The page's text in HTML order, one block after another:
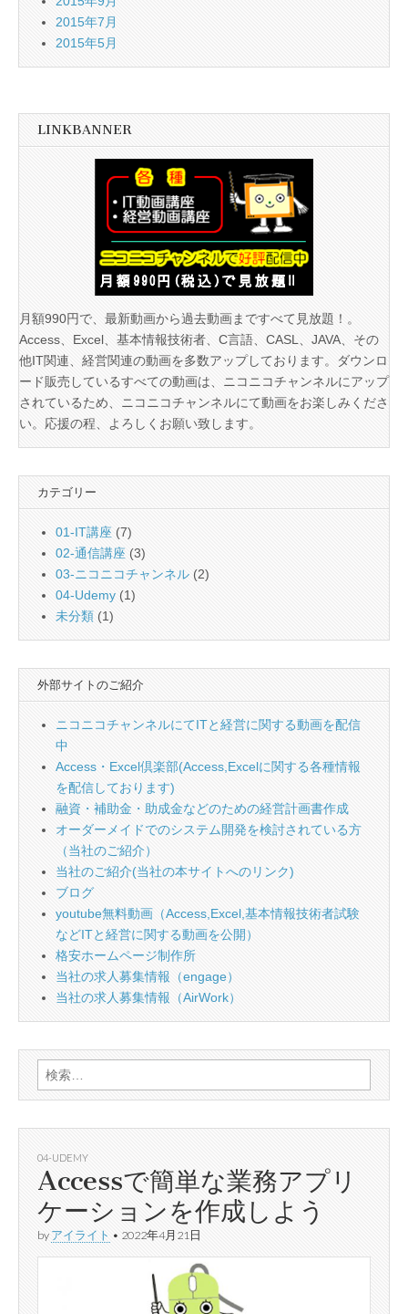
2015年7月
2015年5月
LINKBANNER
月額990円で、最新動画から過去動画まですべて見放題！。
Access、Excel、基本情報技術者、C言語、CASL、JAVA、その
他IT関連、経営関連の動画を多数アップしております。ダウンロ
ード販売しているすべての動画は、ニコニコチャンネルにアップ
されているため、ニコニコチャンネルにて動画をお楽しみくださ
い。応援の程、よろしくお願い致します。
カテゴリー
01-IT講座 (7)
02-通信講座 (3)
03-ニコニコチャンネル (2)
04-Udemy (1)
未分類 (1)
外部サイトのご紹介
ニコニコチャンネルにてITと経営に関する動画を配信
中
Access・Excel倶楽部(Access,Excelに関する各種情報
を配信しております)
融資・補助金・助成金などのための経営計画書作成
オーダーメイドでのシステム開発を検討されている方
（当社のご紹介）
当社のご紹介(当社の本サイトへのリンク)
ブログ
youtube無料動画（Access,Excel,基本情報技術者試験
などITと経営に関する動画を公開）
格安ホームページ制作所
当社の求人募集情報（engage）
当社の求人募集情報（AirWork）
検
索:
04-UDEMY
Accessで簡単な業務アプリ
ケーションを作成しよう
by アイライト • 2022年4月21日